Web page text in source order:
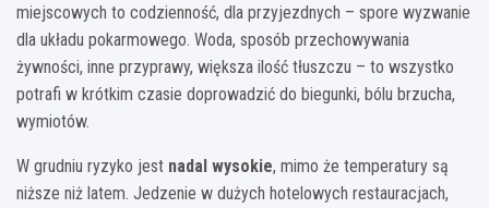
miejscowych to codzienność, dla przyjezdnych – spore wyzwanie
dla układu pokarmowego. Woda, sposób przechowywania
żywności, inne przyprawy, większa ilość tłuszczu – to wszystko
potrafi w krótkim czasie doprowadzić do biegunki, bólu brzucha,
wymiotów.
W grudniu ryzyko jest nadal wysokie, mimo że temperatury są
niższe niż latem. Jedzenie w dużych hotelowych restauracjach,